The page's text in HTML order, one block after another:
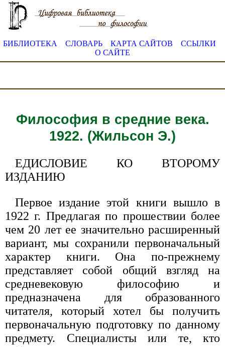
БИБЛИОТЕКА СЛОВАРЬ КАРТА САЙТОВ
ССЫЛКИ
О САЙТЕ
Философия в средние века.
1922. (Жильсон Э.)
ЕДИСЛОВИЕ КО ВТОРОМУ
ИЗДАНИЮ
Первое издание этой книги вышло в
1922 г. Предлагая по прошествии более
чем 20 лет ее значительно расширенный
вариант, мы сохранили первоначальный
характер книги. Она по-прежнему
представляет собой общий взгляд на
средневековую философию и
предназначена для образованного
читателя, который хотел бы получить
первоначальную подготовку по данному
предмету. Специалисты или те, кто